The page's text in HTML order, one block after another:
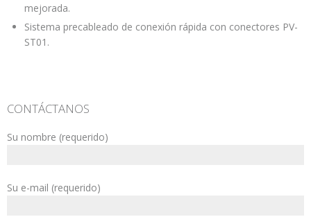
mejorada.
Sistema precableado de conexión rápida con conectores PV-
ST01.
CONTÁCTANOS
Su nombre (requerido)
Su e-mail (requerido)